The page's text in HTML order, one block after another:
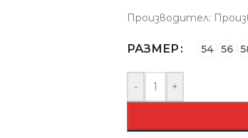
Производител:
РАЗМЕР 54 56
- +